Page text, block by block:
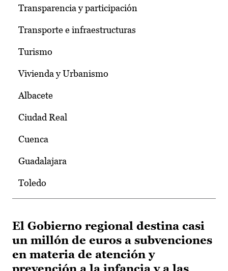
Transparencia y participación
Transporte e infraestructuras
Turismo
Vivienda y Urbanismo
Albacete
Ciudad Real
Cuenca
Guadalajara
Toledo
El Gobierno regional destina casi
un millón de euros a subvenciones
en materia de atención y